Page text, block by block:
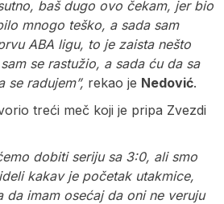
baš dugo ovo čekam, jer bio
mnogo teško, a sada sam
ABA ligu, to je zaista nešto
se rastužio, a sada ću da sa
se radujem”, rekao je Nedović.
treći meč koji je pripa Zvezdi
dobiti seriju sa 3:0, ali smo
kakav je početak utakmice,
da imam osećaj da oni ne veruju